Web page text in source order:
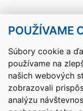
POUŽÍVAME
Súbory cookie a
používame na
našich webových
zobrazovali
analýzu
Kontakty Mapa
Nastavenia cookies
Prevádzkovateľom
vývoja a mládeže